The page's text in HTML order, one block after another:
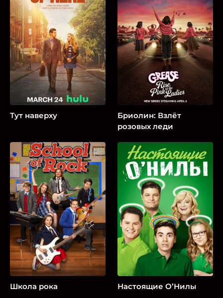
Тут наверху
Бриолин: Взлёт
розовых леди
Школа рока Настоящие О’Нилы